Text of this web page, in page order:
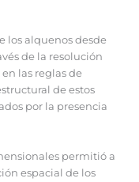
los alquenos desde
de la resolución
las reglas de
de estos
por la presencia
permitió a
espacial de los